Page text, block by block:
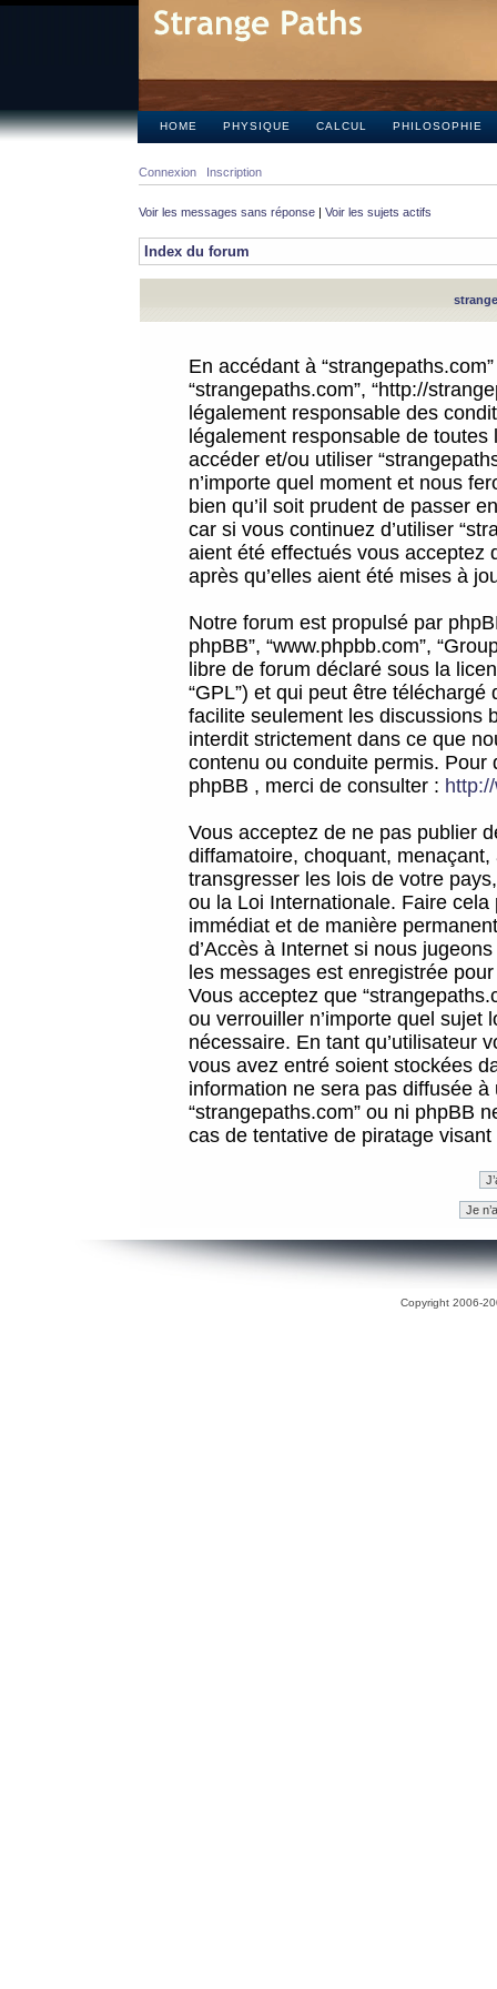
HOME PHYSIQUE CALCUL PHILOSOPHIE
Connexion Inscription
Voir les messages sans réponse | Voir les sujets actifs
Index du forum
En accédant à
“strangepaths.com”, “http://
légalement responsable des
légalement responsable de
accéder et/ou utiliser
n’importe quel moment et nous
bien qu’il soit prudent de passer
car si vous continuez d’utiliser
aient été effectués vous acceptez
après qu’elles aient été mises à
Notre forum est propulsé par
phpBB”, “www.phpbb.com”,
libre de forum déclaré sous la
“GPL”) et qui peut être téléchargé
facilite seulement les discussions
interdit strictement dans ce que
contenu ou conduite permis.
phpBB , merci de consulter :
Vous acceptez de ne pas publier
diffamatoire, choquant,
transgresser les lois de votre
ou la Loi Internationale. Faire
immédiat et de manière
d’Accès à Internet si nous
les messages est enregistrée
Vous acceptez que
ou verrouiller n’importe quel sujet
nécessaire. En tant qu’utilisateur
vous avez entré soient stockées
information ne sera pas diffusée
“strangepaths.com” ou ni phpBB
cas de tentative de piratage
Copyright 2006-